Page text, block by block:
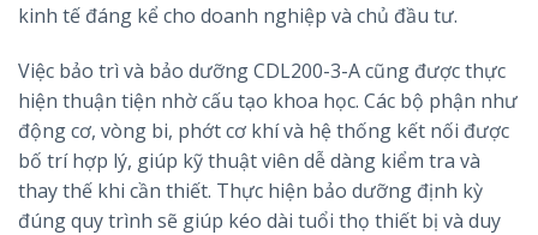
kinh tế đáng kể cho doanh nghiệp và chủ đầu tư.
Việc bảo trì và bảo dưỡng CDL200-3-A cũng được thực
hiện thuận tiện nhờ cấu tạo khoa học. Các bộ phận như
động cơ, vòng bi, phớt cơ khí và hệ thống kết nối được
bố trí hợp lý, giúp kỹ thuật viên dễ dàng kiểm tra và
thay thế khi cần thiết. Thực hiện bảo dưỡng định kỳ
đúng quy trình sẽ giúp kéo dài tuổi thọ thiết bị và duy